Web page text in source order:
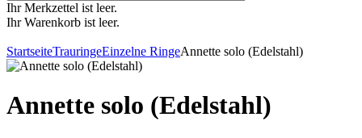
Ihr Merkzettel ist leer.
Ihr Warenkorb ist leer.
StartseiteTrauringeEinzelne RingeAnnette solo (Edelstahl)
Annette solo (Edelstahl)